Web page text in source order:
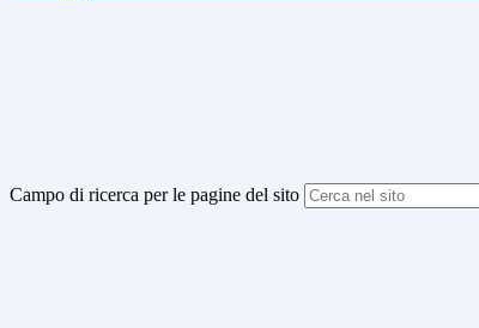
Campo di ricerca per le pagine del sito